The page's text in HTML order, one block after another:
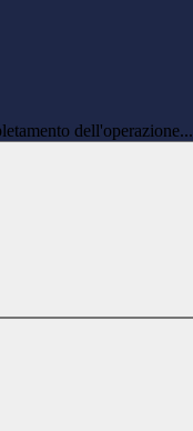
dell'operazione...